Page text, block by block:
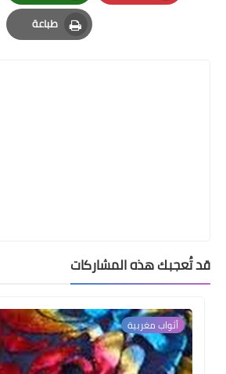
Pinterest
Whatsapp
طباعة
Print
قد تُعجبك هذه المشاركات
أثواب مغربية